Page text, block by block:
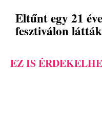
Eltűnt egy 21
fesztiválon
EZ IS